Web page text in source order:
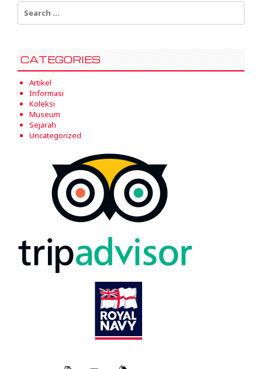
Search
for:
CATEGORIES
Artikel
Informasi
Koleksi
Museum
Sejarah
Uncategorized